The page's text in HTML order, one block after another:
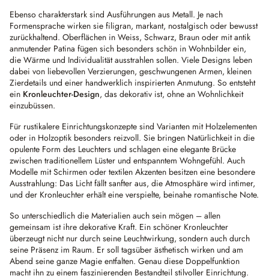
Ebenso charakterstark sind Ausführungen aus Metall. Je nach
Formensprache wirken sie filigran, markant, nostalgisch oder bewusst
zurückhaltend. Oberflächen in Weiss, Schwarz, Braun oder mit antik
anmutender Patina fügen sich besonders schön in Wohnbilder ein,
die Wärme und Individualität ausstrahlen sollen. Viele Designs leben
dabei von liebevollen Verzierungen, geschwungenen Armen, kleinen
Zierdetails und einer handwerklich inspirierten Anmutung. So entsteht
ein Kronleuchter-Design, das dekorativ ist, ohne an Wohnlichkeit
einzubüssen.
Für rustikalere Einrichtungskonzepte sind Varianten mit Holzelementen
oder in Holzoptik besonders reizvoll. Sie bringen Natürlichkeit in die
opulente Form des Leuchters und schlagen eine elegante Brücke
zwischen traditionellem Lüster und entspanntem Wohngefühl. Auch
Modelle mit Schirmen oder textilen Akzenten besitzen eine besondere
Ausstrahlung: Das Licht fällt sanfter aus, die Atmosphäre wird intimer,
und der Kronleuchter erhält eine verspielte, beinahe romantische Note.
So unterschiedlich die Materialien auch sein mögen – allen
gemeinsam ist ihre dekorative Kraft. Ein schöner Kronleuchter
überzeugt nicht nur durch seine Leuchtwirkung, sondern auch durch
seine Präsenz im Raum. Er soll tagsüber ästhetisch wirken und am
Abend seine ganze Magie entfalten. Genau diese Doppelfunktion
macht ihn zu einem faszinierenden Bestandteil stilvoller Einrichtung.